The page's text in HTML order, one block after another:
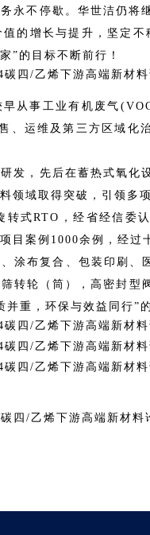
永不停歇。华世洁仍将
的增长与提升，坚定
”的目标不断前行！
从事工业有机废气
、运维及第三方区域化
发，先后在蓄热式氧化
领域取得突破，引领多
式RTO，经省经信委
目案例1000余例，经过
涂布复合、包装印刷、
转轮（筒），高密封型
重，环保与效益同行”